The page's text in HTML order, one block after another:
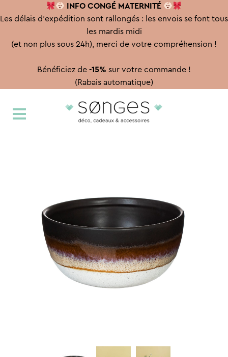
INFO CONGÉ MATERNITÉ
Les délais d'expédition sont rallongés : les envois se font tous
les mardis midi
(et non plus sous 24h), merci de votre compréhension !
Bénéficiez de -15% sur votre commande !
(Rabais automatique)
à
au